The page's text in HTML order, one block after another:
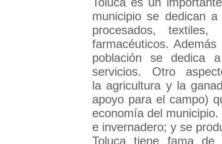
municipio se dedican
procesados,
farmacéuticos.
población se dedica
servicios. Otro
la agricultura y la
apoyo para el campo)
economía del
e invernadero; y se
Toluca tiene fama de